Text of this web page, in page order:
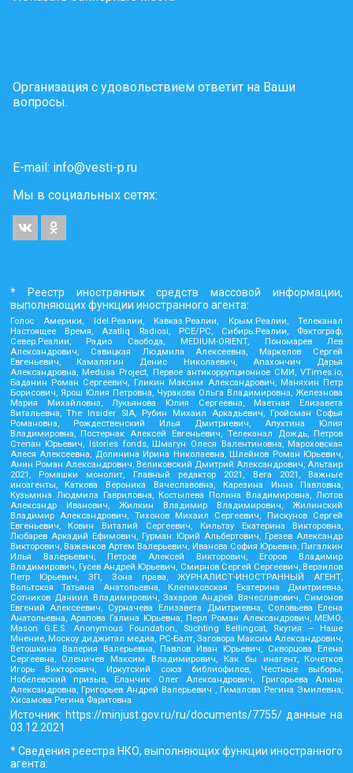
Организация с удовольствием ответит на Ваши
вопросы.
E-mail: info@vesti-p.ru
Мы в социальных сетях:
* Реестр иностранных средств массовой информации,
выполняющих функции иностранного агента:
Голос Америки, Idel.Реалии, Кавказ.Реалии, Крым.Реалии, Телеканал
Настоящее Время, Azatliq Radiosi, PCE/PC, Сибирь.Реалии, Фактограф,
Север.Реалии, Радио Свобода, MEDIUM-ORIENT, Пономарев Лев
Александрович, Савицкая Людмила Алексеевна, Маркелов Сергей
Евгеньевич, Камалягин Денис Николаевич, Апахончич Дарья
Александровна, Medusa Project, Первое антикоррупционное СМИ, VTimes.io,
Баданин Роман Сергеевич, Гликин Максим Александрович, Маняхин Петр
Борисович, Ярош Юлия Петровна, Чуракова Ольга Владимировна, Железнова
Мария Михайловна, Лукьянова Юлия Сергеевна, Маетная Елизавета
Витальевна, The Insider SIA, Рубин Михаил Аркадьевич, Гройсман Софья
Романовна, Рождественский Илья Дмитриевич, Апухтина Юлия
Владимировна, Постернак Алексей Евгеньевич, Телеканал Дождь, Петров
Степан Юрьевич, Istories fonds, Шмагун Олеся Валентиновна, Мароховская
Алеся Алексеевна, Долинина Ирина Николаевна, Шлейнов Роман Юрьевич,
Анин Роман Александрович, Великовский Дмитрий Александрович, Альтаир
2021, Ромашки монолит, Главный редактор 2021, Вега 2021, Важные
иноагенты, Каткова Вероника Вячеславовна, Карезина Инна Павловна,
Кузьмина Людмила Гавриловна, Костылева Полина Владимировна, Лютов
Александр Иванович, Жилкин Владимир Владимирович, Жилинский
Владимир Александрович, Тихонов Михаил Сергеевич, Пискунов Сергей
Евгеньевич, Ковин Виталий Сергеевич, Кильтау Екатерина Викторовна,
Любарев Аркадий Ефимович, Гурман Юрий Альбертович, Грезев Александр
Викторович, Важенков Артем Валерьевич, Иванова София Юрьевна, Пигалкин
Илья Валерьевич, Петров Алексей Викторович, Егоров Владимир
Владимирович, Гусев Андрей Юрьевич, Смирнов Сергей Сергеевич, Верзилов
Петр Юрьевич, ЗП, Зона права, ЖУРНАЛИСТ-ИНОСТРАННЫЙ АГЕНТ,
Вольтская Татьяна Анатольевна, Клепиковская Екатерина Дмитриевна,
Сотников Даниил Владимирович, Захаров Андрей Вячеславович, Симонов
Евгений Алексеевич, Сурначева Елизавета Дмитриевна, Соловьева Елена
Анатольевна, Арапова Галина Юрьевна, Перл Роман Александрович, МЕМО,
Mason G.E.S. Anonymous Foundation, Stichting Bellingcat, Якутия – Наше
Мнение, Москоу диджитал медиа, РС-Балт, Заговора Максим Александрович,
Ветошкина Валерия Валерьевна, Павлов Иван Юрьевич, Скворцова Елена
Сергеевна, Оленичев Максим Владимирович, Как бы инагент, Кочетков
Игорь Викторович, Иркутский союз библиофилов, Честные выборы,
Нобелевский призыв, Еланчик Олег Александрович, Григорьева Алина
Александровна, Григорьев Андрей Валерьевич , Гималова Регина Эмилевна,
Хисамова Регина Фаритовна
Источник: https://minjust.gov.ru/ru/documents/7755/данные на
03.12.2021
* Сведения реестра НКО, выполняющих функции иностранного
агента: